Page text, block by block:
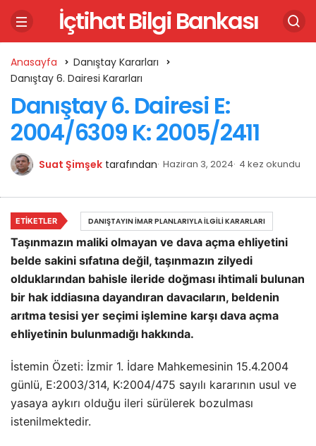
İçtihat Bilgi Bankası
Anasayfa
Danıştay Kararları
Danıştay 6. Dairesi Kararları
Danıştay 6. Dairesi E:
2004/6309 K: 2005/2411
Suat Şimşek tarafından Haziran 3, 2024 4 kez okundu
Taşınmazın maliki olmayan ve dava açma ehliyetini
belde sakini sıfatına değil, taşınmazın zilyedi
olduklarından bahisle ileride doğması ihtimali bulunan
bir hak iddiasına dayandıran davacıların, beldenin
arıtma tesisi yer seçimi işlemine karşı dava açma
ehliyetinin bulunmadığı hakkında.
İstemin Özeti: İzmir 1. İdare Mahkemesinin 15.4.2004
günlü, E:2003/314, K:2004/475 sayılı kararının usul ve
yasaya aykırı olduğu ileri sürülerek bozulması
istenilmektedir.
ETIKETLER DANIŞTAYIN İMAR PLANLARIYLA İLGILI KARARLARI